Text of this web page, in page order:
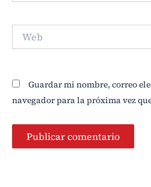
Guardar mi nombre, correo
navegador para la próxima vez